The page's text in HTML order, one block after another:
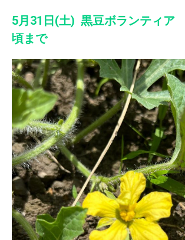
5月31日(土) 黒豆ボランティア
頃まで